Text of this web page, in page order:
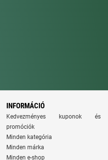
INFORMÁCIÓ
Kedvezményes kuponok és
promóciók
Minden kategória
Minden márka
Minden e-shop